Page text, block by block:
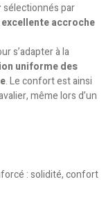
sélectionnés par
accroche
s’adapter à la
uniforme des
. Le confort est ainsi
même lors d’un
: solidité, confort